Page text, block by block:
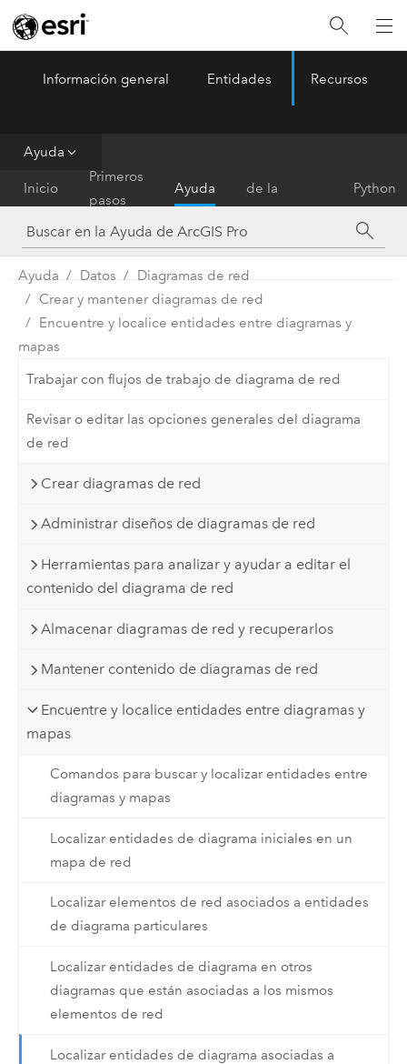
ArcGIS Pro Menu
Información general Entidades Recursos
Ayuda
Inicio
Primeros
pasos
Ayuda
de la
herramienta
Python
Ayuda Datos
Diagramas de red
Crear y mantener diagramas de red
Encuentre y localice entidades entre diagramas y
mapas
Trabajar con flujos de trabajo de diagrama de red
Revisar o editar las opciones generales del diagrama
de red
Crear diagramas de red
Administrar diseños de diagramas de red
Herramientas para analizar y ayudar a editar el
contenido del diagrama de red
Almacenar diagramas de red y recuperarlos
Mantener contenido de diagramas de red
Encuentre y localice entidades entre diagramas y
mapas
Comandos para buscar y localizar entidades entre
diagramas y mapas
Localizar entidades de diagrama iniciales en un
mapa de red
Localizar elementos de red asociados a entidades
de diagrama particulares
Localizar entidades de diagrama en otros
diagramas que están asociadas a los mismos
elementos de red
Localizar entidades de diagrama asociadas a